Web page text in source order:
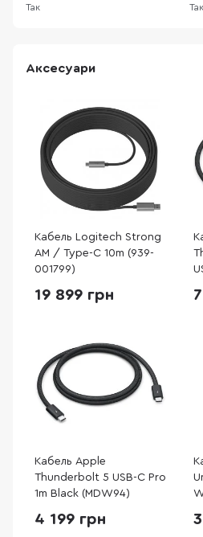
Так
Так
Аксесуари
Кабель Logitech Strong
AM / Type-C 10m (939-
001799)
19 899 грн
Кабель Apple
Thunderbolt 5 USB-C Pro
1m Black (MDW94)
4 199 грн